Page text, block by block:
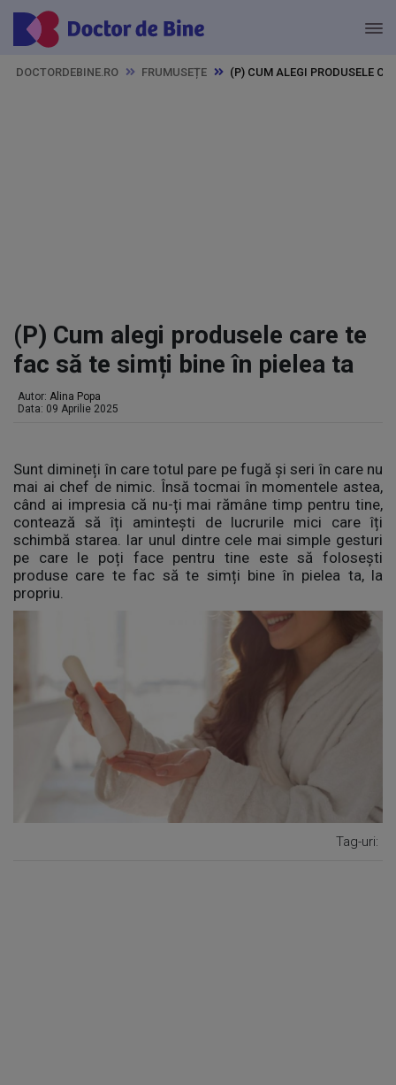
DOCTORDEBINE.RO FRUMUSEȚE (P) CUM ALEGI PRODUSELE
(P) Cum alegi produsele care te
fac să te simți bine în pielea ta
Autor: Alina Popa
Data: 09 Aprilie 2025
Sunt dimineți în care totul pare pe fugă și seri în care nu
mai ai chef de nimic. Însă tocmai în momentele astea,
când ai impresia că nu-ți mai rămâne timp pentru tine,
contează să îți amintești de lucrurile mici care îți
schimbă starea. Iar unul dintre cele mai simple gesturi
pe care le poți face pentru tine este să folosești
produse care te fac să te simți bine în pielea ta, la
propriu.
Tag-uri: